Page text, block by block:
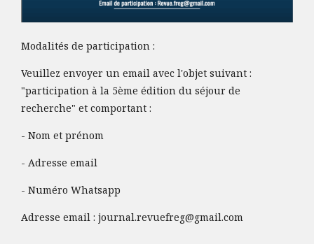
Modalités de participation :
Veuillez envoyer un email avec l'objet suivant :
"participation à la 5ème édition du séjour de
recherche" et comportant :
- Nom et prénom
- Adresse email
- Numéro Whatsapp
Adresse email : journal.revuefreg@gmail.com